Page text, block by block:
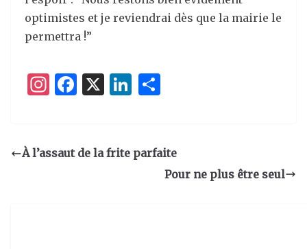
optimistes et je reviendrai dès que la mairie le
permettra !”
I
a
F
e
X
Li
e
g
er
À l’assaut de la frite parfaite
Pour ne plus être seul